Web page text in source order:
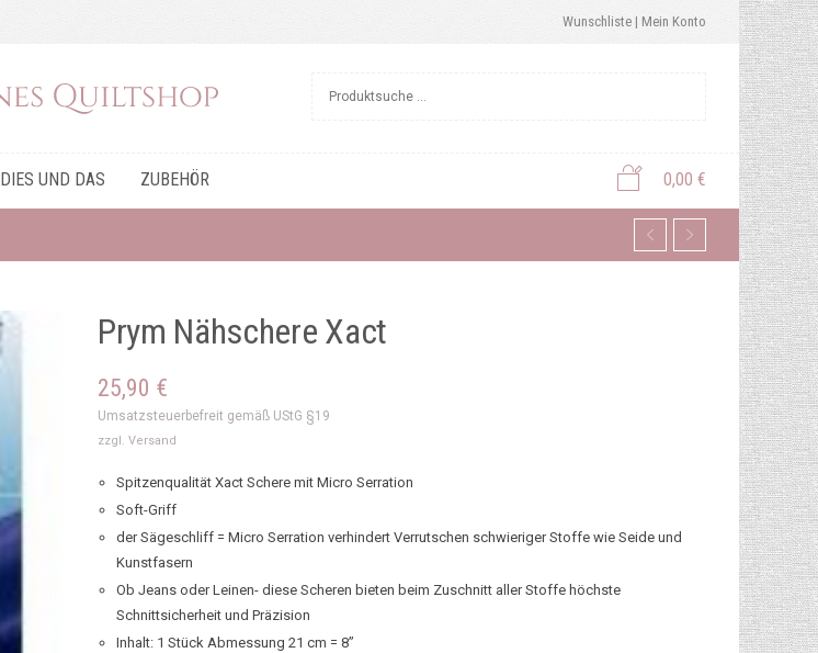
Wunschliste | Mein Konto
DIES UND DAS ZUBEHÖR 0,00 €
Prym Nähschere Xact
25,90 €
Umsatzsteuerbefreit gemäß UStG §19
zzgl. Versand
Spitzenqualität Xact Schere mit Micro Serration
Soft-Griff
der Sägeschliff = Micro Serration verhindert Verrutschen schwieriger Stoffe wie Seide und
Kunstfasern
Ob Jeans oder Leinen- diese Scheren bieten beim Zuschnitt aller Stoffe höchste
Schnittsicherheit und Präzision
Inhalt: 1 Stück Abmessung 21 cm = 8”